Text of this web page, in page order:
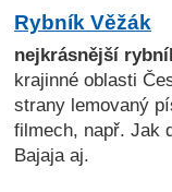
Rybník Věžák
nejkrásnější
krajinné oblasti
strany lemovaný
filmech, např. Jak
Bajaja aj.